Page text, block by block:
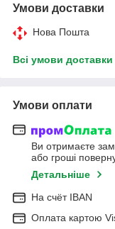
Умови доставки
Нова Пошта
Всі умови доставки
Умови оплати
Ви отримаєте
або гроші
Детальніше
На cчёт IBAN
Оплата картою